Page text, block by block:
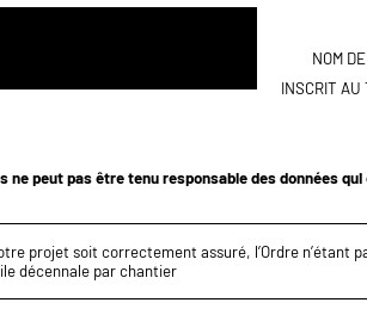
NOM
INSCRIT AU
ne peut pas être tenu responsable des données
projet soit correctement assuré, l’Ordre n’étant
décennale par chantier